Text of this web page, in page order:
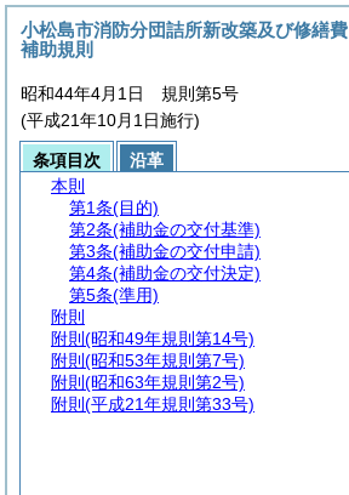
小松島市消防分団詰所新改築及び修繕費
補助規則
昭和44年4月1日 規則第5号
(平成21年10月1日施行)
条項目次
沿革
本則
第1条(目的)
第2条(補助金の交付基準)
第3条(補助金の交付申請)
第4条(補助金の交付決定)
第5条(準用)
附則
附則 (昭和49年規則第14号)
附則 (昭和53年規則第7号)
附則 (昭和63年規則第2号)
附則 (平成21年規則第33号)